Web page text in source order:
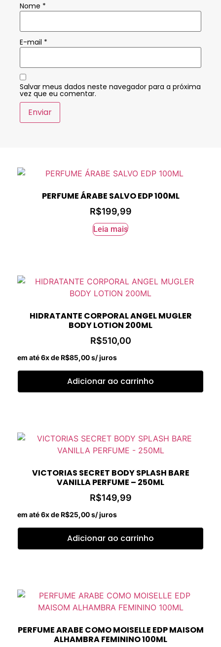
Nome *
E-mail *
Salvar meus dados neste navegador para a próxima
vez que eu comentar.
PERFUME ÁRABE SALVO EDP 100ML
R$199,99
Leia mais
HIDRATANTE CORPORAL ANGEL MUGLER
BODY LOTION 200ML
R$510,00
em até 6x de R$85,00s/ juros
Adicionar ao carrinho
VICTORIAS SECRET BODY SPLASH BARE
VANILLA PERFUME – 250ML
R$149,99
em até 6x de R$25,00s/ juros
Adicionar ao carrinho
PERFUME ARABE COMO MOISELLE EDP MAISOM
ALHAMBRA FEMININO 100ML